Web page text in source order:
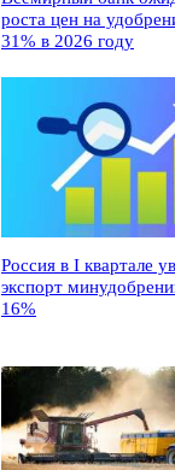
роста цен на
31% в 2026 году
Россия в I квартале
экспорт
16%